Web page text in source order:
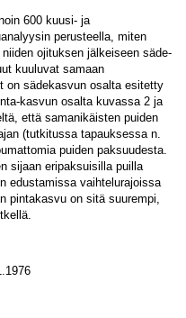
600 kuusi- ja
perusteella, miten
ojituksen jälkeiseen säde-
kuuluvat samaan
on sädekasvun osalta esitetty
kasvun osalta kuvassa 2 ja
että samanikäisten puiden
(tutkitussa tapauksessa n.
puiden paksuudesta.
sijaan eripaksuisilla puilla
edustamissa vaihtelurajoissa
pintakasvu on sitä suurempi,